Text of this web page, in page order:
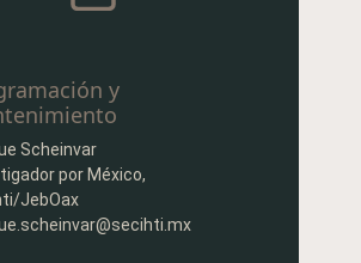
y
Scheinvar
por México,
JebOax